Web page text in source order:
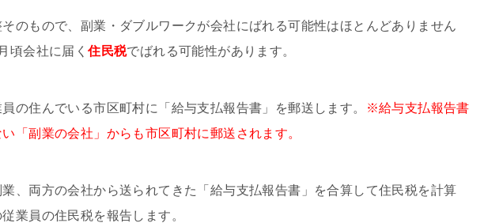
のもので、副業・ダブルワークが会社にばれる可能性はほとんどありません
頃会社に届く住民税でばれる可能性があります。
の住んでいる市区町村に「給与支払報告書」を郵送します。
※給与支払報告書
「副業の会社」からも市区町村に郵送されます。
、両方の会社から送られてきた「給与支払報告書」を合算して住民税を計算
業員の住民税を報告します。